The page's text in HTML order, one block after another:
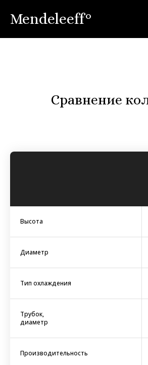
Mendeleeff°
Сравнение
Высота
Диаметр
Тип охлаждения
Трубок,
диаметр
Производительность